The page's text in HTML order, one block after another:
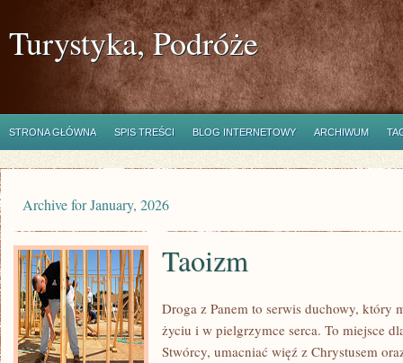
Turystyka, Podróże
STRONA GŁÓWNA SPIS TREŚCI BLOG INTERNETOWY ARCHIWUM
Archive for January, 2026
Taoizm
Droga z Panem to serwis duchowy, który
życiu i w pielgrzymce serca. To miejsce
Stwórcy, umacniać więź z Chrystusem